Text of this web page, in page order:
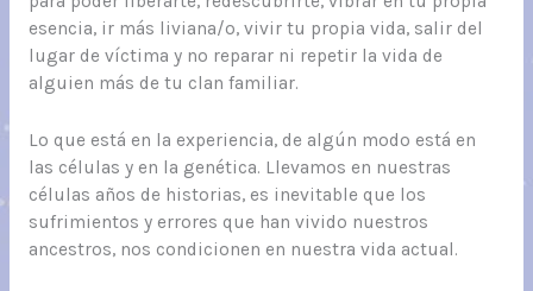
esencia, ir más liviana/o, vivir tu propia vida, salir del
lugar de víctima y no reparar ni repetir la vida de
alguien más de tu clan familiar.
Lo que está en la experiencia, de algún modo está en
las células y en la genética. Llevamos en nuestras
células años de historias, es inevitable que los
sufrimientos y errores que han vivido nuestros
ancestros, nos condicionen en nuestra vida actual.